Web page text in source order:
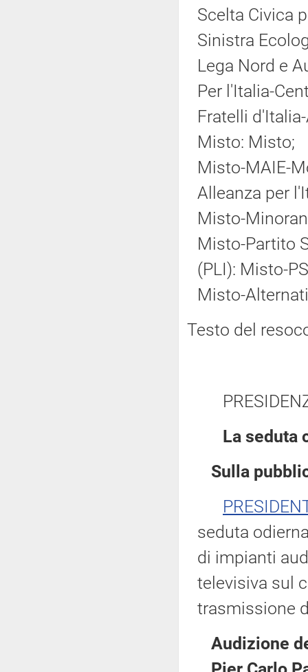
Scelta Civica
Sinistra
Lega Nord e
Per l'Italia-
Fratelli
Misto: Misto;
Misto-MAIE-
Alleanza per
Misto-
Misto-Partito
(PLI): Misto-
Misto-
Testo del
La seduta
Sulla
seduta
di impianti
televisiva sul
trasmissione
Audizione